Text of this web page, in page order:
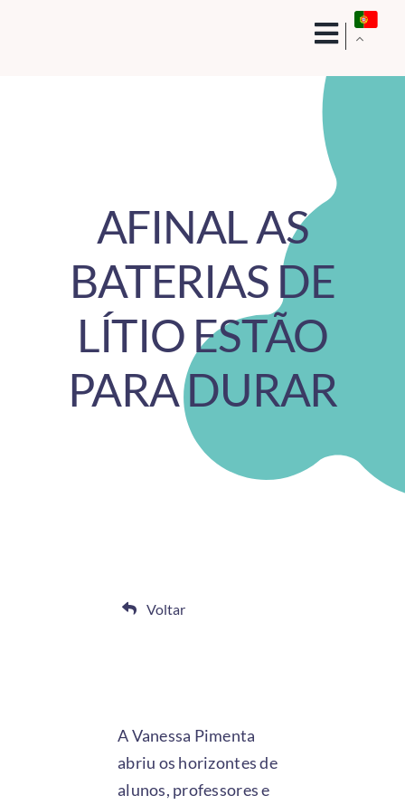
AFINAL AS
BATERIAS DE
LÍTIO ESTÃO
PARA DURAR
Voltar
A Vanessa Pimenta
abriu os horizontes de
alunos, professores e